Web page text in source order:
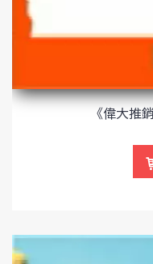
《偉大推